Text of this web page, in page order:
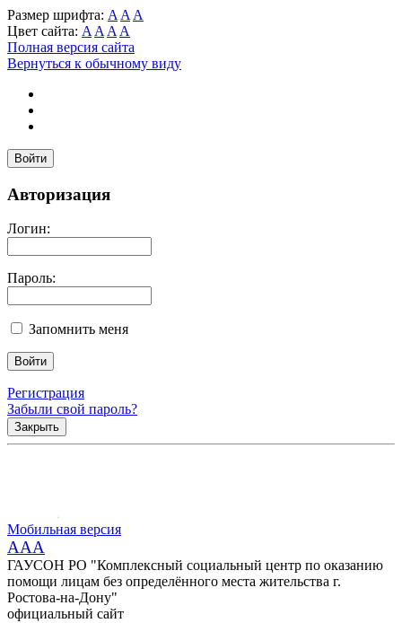
Размер шрифта: A A A
Цвет сайта: A A A A
Полная версия сайта
Вернуться к обычному виду
Войти
Авторизация
Логин:
Пароль:
Запомнить меня
Регистрация
Забыли свой пароль?
Закрыть
Мобильная версия
AAA
ГАУСОН РО "Комплексный социальный центр по оказанию
помощи лицам без определённого места жительства г.
Ростова-на-Дону"
официальный сайт